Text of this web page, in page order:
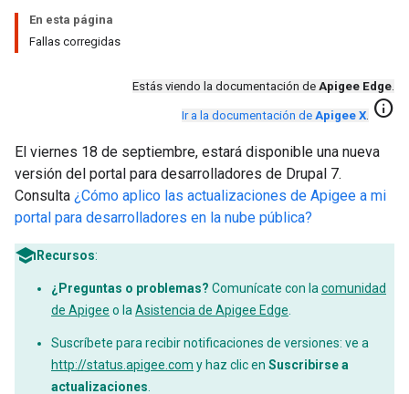
En esta página
Fallas corregidas
Estás viendo la documentación de Apigee Edge.
Ir a la documentación de Apigee X. info
El viernes 18 de septiembre, estará disponible una nueva
versión del portal para desarrolladores de Drupal 7.
Consulta ¿Cómo aplico las actualizaciones de Apigee a mi
portal para desarrolladores en la nube pública?
Recursos:
¿Preguntas o problemas? Comunícate con la comunidad
de Apigee o la Asistencia de Apigee Edge
Suscríbete para recibir notificaciones de versiones: ve a
http://status.apigee.com y haz clic en Suscribirse a
actualizaciones